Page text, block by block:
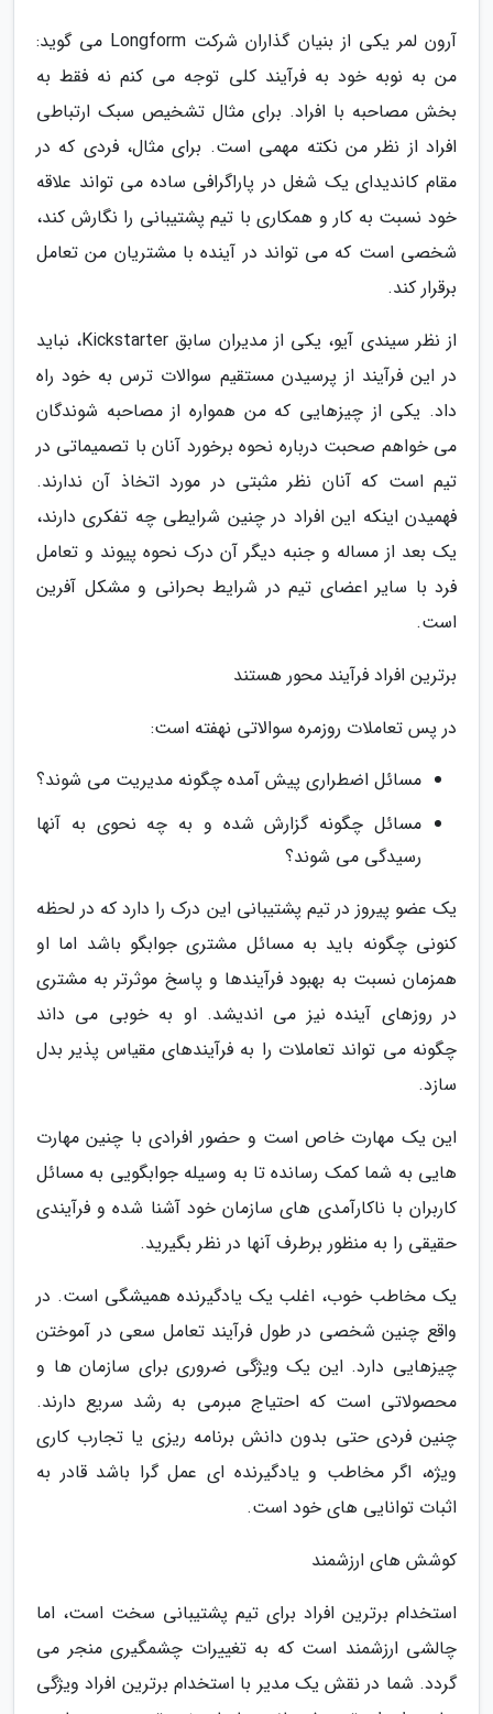
آرون لمر یکی از بنیان گذاران شرکت Longform می گوید:
من به نوبه خود به فرآیند کلی توجه می کنم نه فقط به
بخش مصاحبه با افراد. برای مثال تشخیص سبک ارتباطی
افراد از نظر من نکته مهمی است. برای مثال، فردی که در
مقام کاندیدای یک شغل در پاراگرافی ساده می تواند علاقه
خود نسبت به کار و همکاری با تیم پشتیبانی را نگارش کند،
شخصی است که می تواند در آینده با مشتریان من تعامل
برقرار کند.
از نظر سیندی آیو، یکی از مدیران سابق Kickstarter، نباید
در این فرآیند از پرسیدن مستقیم سوالات ترس به خود راه
داد. یکی از چیزهایی که من همواره از مصاحبه شوندگان
می خواهم صحبت درباره نحوه برخورد آنان با تصمیماتی در
تیم است که آنان نظر مثبتی در مورد اتخاذ آن ندارند.
فهمیدن اینکه این افراد در چنین شرایطی چه تفکری دارند،
یک بعد از مساله و جنبه دیگر آن درک نحوه پیوند و تعامل
فرد با سایر اعضای تیم در شرایط بحرانی و مشکل آفرین
است.
برترین افراد فرآیند محور هستند
در پس تعاملات روزمره سوالاتی نهفته است:
مسائل اضطراری پیش آمده چگونه مدیریت می شوند؟
مسائل چگونه گزارش شده و به چه نحوی به آنها
رسیدگی می شوند؟
یک عضو پیروز در تیم پشتیبانی این درک را دارد که در لحظه
کنونی چگونه باید به مسائل مشتری جوابگو باشد اما او
همزمان نسبت به بهبود فرآیندها و پاسخ موثرتر به مشتری
در روزهای آینده نیز می اندیشد. او به خوبی می داند
چگونه می تواند تعاملات را به فرآیندهای مقیاس پذیر بدل
سازد.
این یک مهارت خاص است و حضور افرادی با چنین مهارت
هایی به شما کمک رسانده تا به وسیله جوابگویی به مسائل
کاربران با ناکارآمدی های سازمان خود آشنا شده و فرآیندی
حقیقی را به منظور برطرف آنها در نظر بگیرید.
یک مخاطب خوب، اغلب یک یادگیرنده همیشگی است. در
واقع چنین شخصی در طول فرآیند تعامل سعی در آموختن
چیزهایی دارد. این یک ویژگی ضروری برای سازمان ها و
محصولاتی است که احتیاج مبرمی به رشد سریع دارند.
چنین فردی حتی بدون دانش برنامه ریزی یا تجارب کاری
ویژه، اگر مخاطب و یادگیرنده ای عمل گرا باشد قادر به
اثبات توانایی های خود است.
کوشش های ارزشمند
استخدام برترین افراد برای تیم پشتیبانی سخت است، اما
چالشی ارزشمند است که به تغییرات چشمگیری منجر می
گردد. شما در نقش یک مدیر با استخدام برترین افراد ویژگی